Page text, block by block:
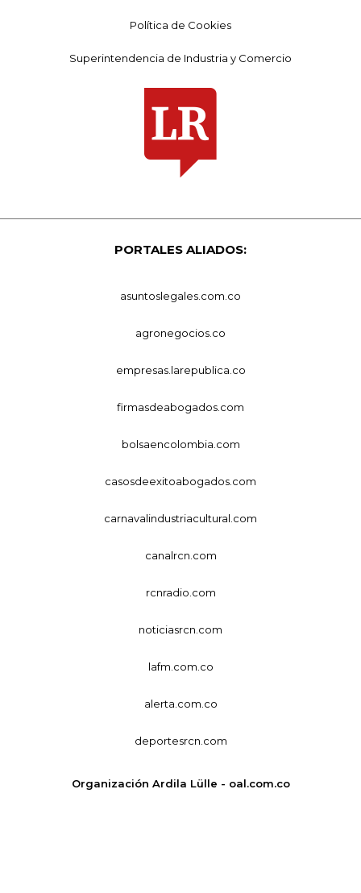
Política de Cookies
Superintendencia de Industria y Comercio
PORTALES ALIADOS:
asuntoslegales.com.co
agronegocios.co
empresas.larepublica.co
firmasdeabogados.com
bolsaencolombia.com
casosdeexitoabogados.com
carnavalindustriacultural.com
canalrcn.com
rcnradio.com
noticiasrcn.com
lafm.com.co
alerta.com.co
deportesrcn.com
Organización Ardila Lülle - oal.com.co